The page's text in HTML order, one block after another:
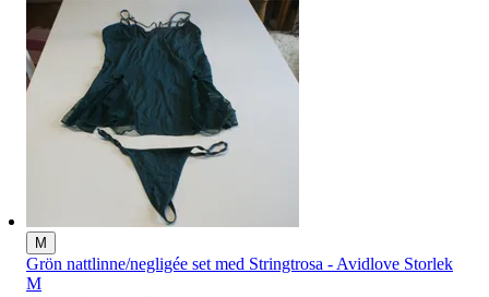
M
Grön nattlinne/negligée set med Stringtrosa - Avidlove Storlek
M